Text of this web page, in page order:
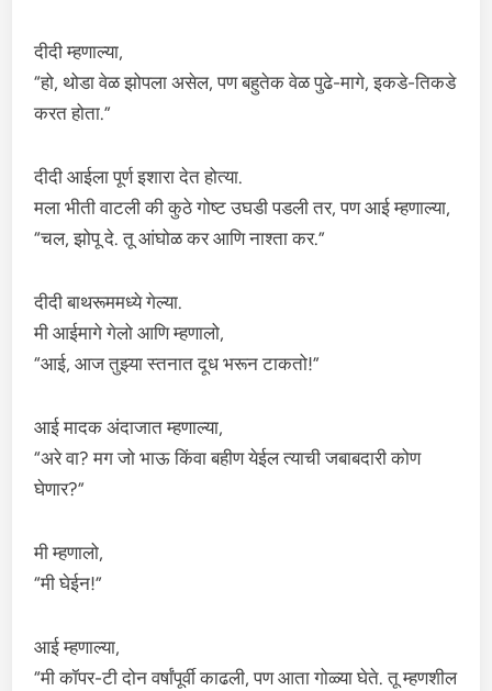
दीदी म्हणाल्या,
“हो, थोडा वेळ झोपला असेल, पण बहुतेक वेळ पुढे-मागे, इकडे-तिकडे
करत होता.”
दीदी आईला पूर्ण इशारा देत होत्या.
मला भीती वाटली की कुठे गोष्ट उघडी पडली तर, पण आई म्हणाल्या,
“चल, झोपू दे. तू आंघोळ कर आणि नाश्ता कर.”
दीदी बाथरूममध्ये गेल्या.
मी आईमागे गेलो आणि म्हणालो,
“आई, आज तुझ्या स्तनात दूध भरून टाकतो!”
आई मादक अंदाजात म्हणाल्या,
“अरे वा? मग जो भाऊ किंवा बहीण येईल त्याची जबाबदारी कोण
घेणार?”
मी म्हणालो,
“मी घेईन!”
आई म्हणाल्या,
“मी कॉपर-टी दोन वर्षांपूर्वी काढली, पण आता गोळ्या घेते. तू म्हणशील